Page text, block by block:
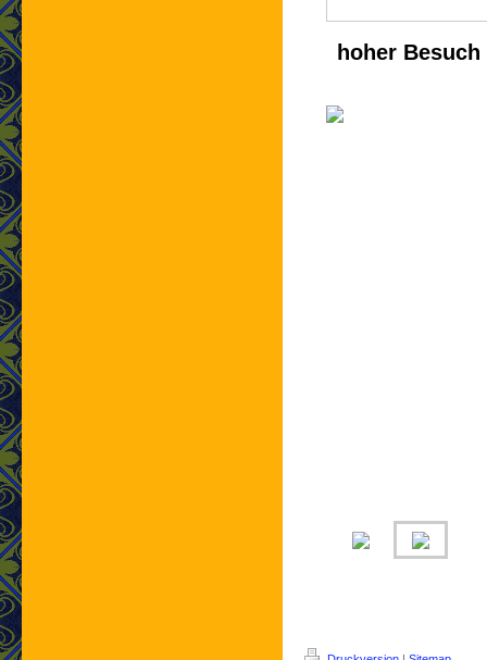
hoher